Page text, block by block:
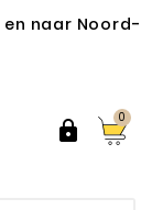
naar Noord-

0